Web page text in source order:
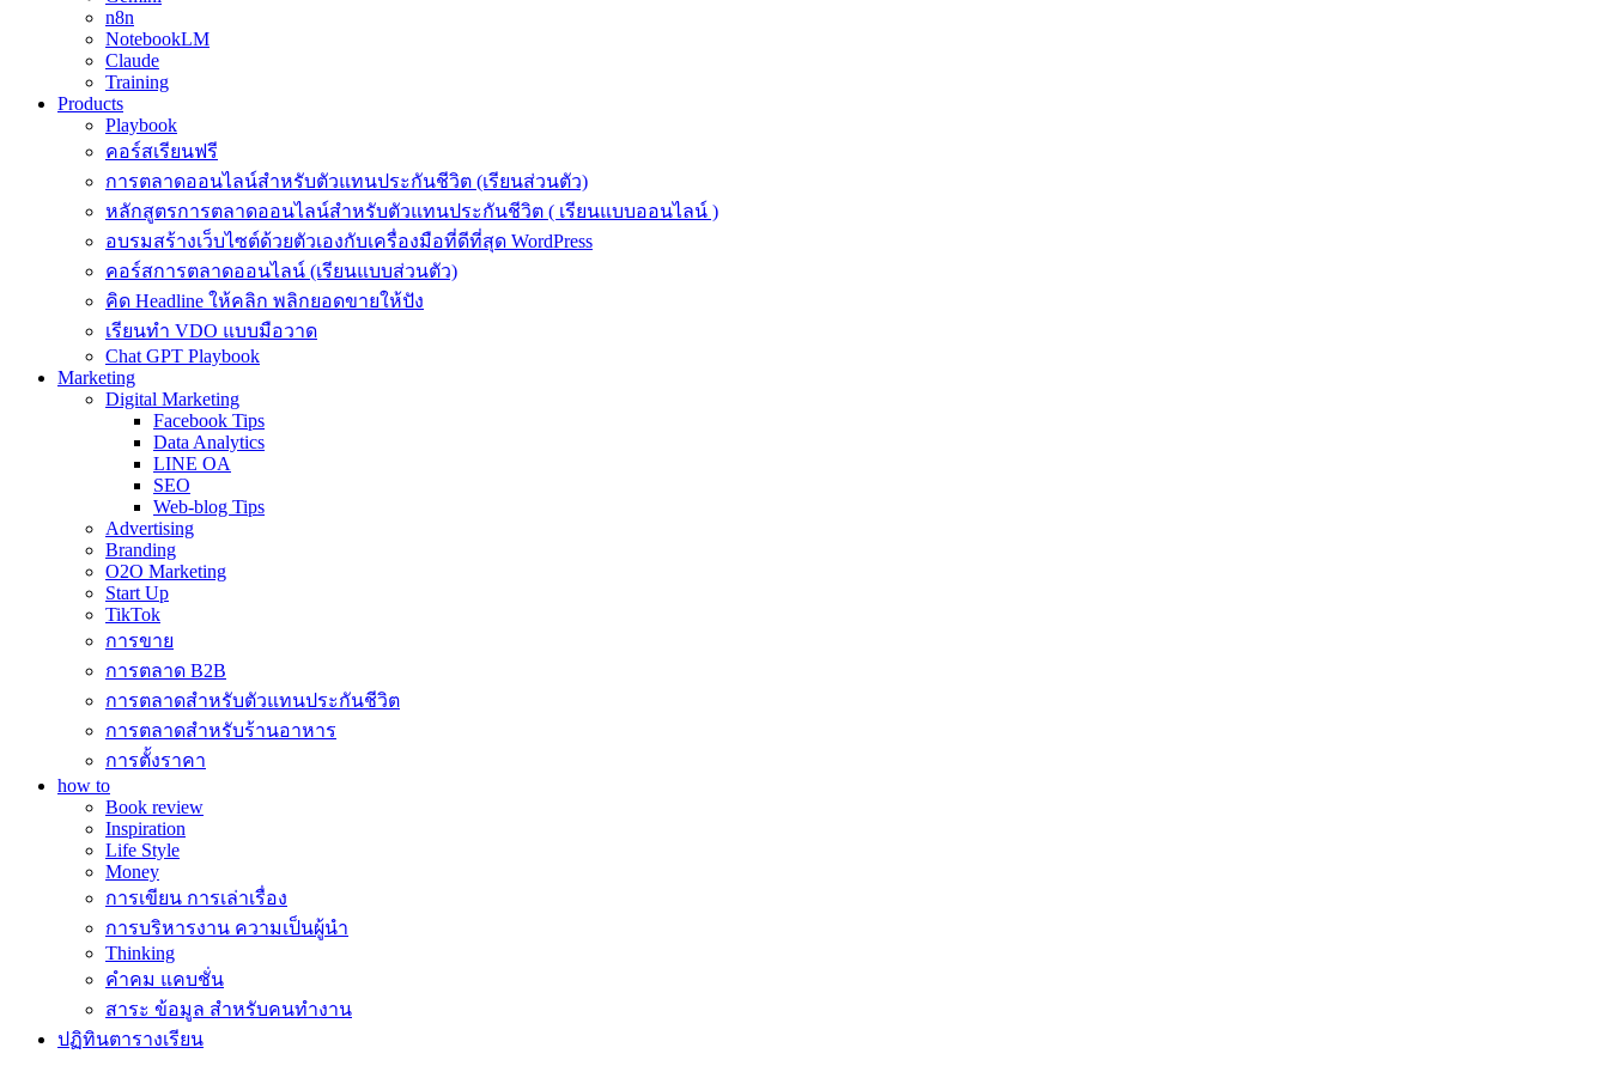
n8n
NotebookLM
Claude
Training
Products
Playbook
คอร์สเรียนฟรี
การตลาดออนไลน์สำหรับตัวแทนประกันชีวิต (เรียนส่วนตัว)
หลักสูตรการตลาดออนไลน์สำหรับตัวแทนประกันชีวิต ( เรียนแบบออนไลน์ )
อบรมสร้างเว็บไซต์ด้วยตัวเองกับเครื่องมือที่ดีที่สุด WordPress
คอร์สการตลาดออนไลน์ (เรียนแบบส่วนตัว)
คิด Headline ให้คลิก พลิกยอดขายให้ปัง
เรียนทำ VDO แบบมือวาด
Chat GPT Playbook
Marketing
Digital Marketing
Facebook Tips
Data Analytics
LINE OA
SEO
Web-blog Tips
Advertising
Branding
O2O Marketing
Start Up
TikTok
การขาย
การตลาด B2B
การตลาดสำหรับตัวแทนประกันชีวิต
การตลาดสำหรับร้านอาหาร
การตั้งราคา
how to
Book review
Inspiration
Life Style
Money
การเขียน การเล่าเรื่อง
การบริหารงาน ความเป็นผู้นำ
Thinking
คำคม แคบชั่น
สาระ ข้อมูล สำหรับคนทำงาน
ปฏิทินตารางเรียน